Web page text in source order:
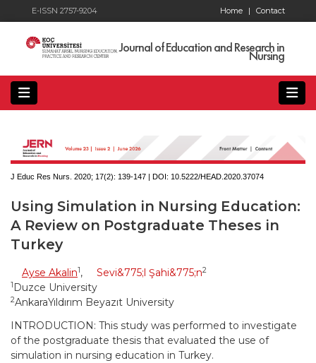
E-ISSN 2757-9204 Contact
Home |
Journal of Education and Research in
Nursing
J Educ Res Nurs. 2020; 17(2): 139-147 | DOI: 10.5222/HEAD.2020.37074
Using Simulation in Nursing Education:
A Review on Postgraduate Theses in
Turkey
Ayse Akalin1, Sevi&775;l Şahi&775;n2
1 Duzce University
2AnkaraYıldırım Beyazıt University
INTRODUCTION: This study was performed to investigate
of the postgraduate thesis that evaluated the use of
simulation in nursing education in Turkey.